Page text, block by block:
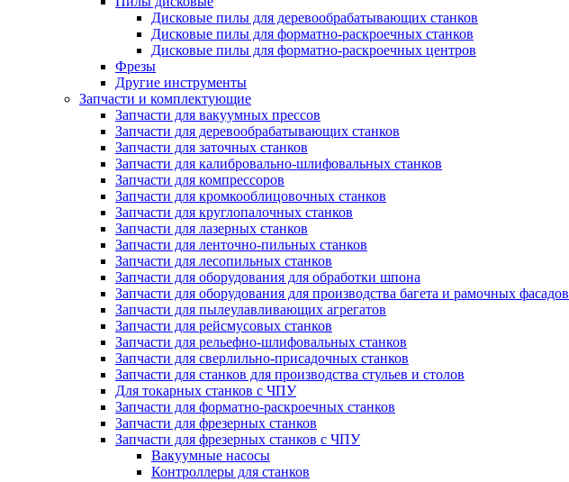
Дисковые пилы для деревообрабатывающих станков
Дисковые пилы для форматно-раскроечных станков
Дисковые пилы для форматно-раскроечных центров
Фрезы
Другие инструменты
Запчасти и комплектующие
Запчасти для вакуумных прессов
Запчасти для деревообрабатывающих станков
Запчасти для заточных станков
Запчасти для калибровально-шлифовальных станков
Запчасти для компрессоров
Запчасти для кромкооблицовочных станков
Запчасти для круглопалочных станков
Запчасти для лазерных станков
Запчасти для ленточно-пильных станков
Запчасти для лесопильных станков
Запчасти для оборудования для обработки шпона
Запчасти для оборудования для производства багета и рамочных фасадов
Запчасти для пылеулавливающих агрегатов
Запчасти для рейсмусовых станков
Запчасти для рельефно-шлифовальных станков
Запчасти для сверлильно-присадочных станков
Запчасти для станков для производства стульев и столов
Для токарных станков с ЧПУ
Запчасти для форматно-раскроечных станков
Запчасти для фрезерных станков
Запчасти для фрезерных станков с ЧПУ
Вакуумные насосы
Контроллеры для станков